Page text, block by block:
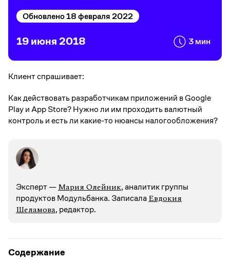
Обновлено 18 февраля 2022
19 июня 2018 3 мин
Клиент спрашивает:
Как действовать разработчикам приложений в Google
Play и App Store? Нужно ли им проходить валютный
контроль и есть ли какие-то нюансы налогообложения?
Эксперт —Мария Олейник, аналитик группы
продуктов Модульбанка. ЗаписалaЕвдокия
Шеламова, редактор.
Содержание